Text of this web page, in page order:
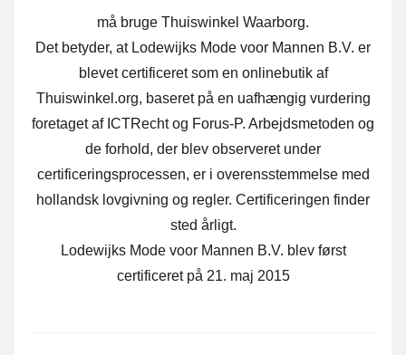
må bruge Thuiswinkel Waarborg.
Det betyder, at Lodewijks Mode voor Mannen B.V. er
blevet certificeret som en onlinebutik af
Thuiswinkel.org, baseret på en uafhængig vurdering
foretaget af ICTRecht og Forus-P. Arbejdsmetoden og
de forhold, der blev observeret under
certificeringsprocessen, er i overensstemmelse med
hollandsk lovgivning og regler. Certificeringen finder
sted årligt.
Lodewijks Mode voor Mannen B.V. blev først
certificeret på 21. maj 2015